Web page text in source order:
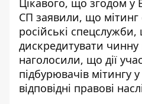
Цікавого, що згодом
СП заявили, що
російські спецслужби,
дискредитувати чинну
наголосили, що дії
підбурювачів мітингу
відповідні правові